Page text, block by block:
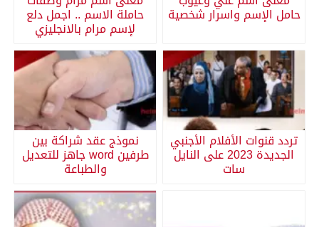
حامل الإسم واسرار شخصية حاملة الاسم .. اجمل دلع
لإسم مرام بالانجليزي
تردد قنوات الأفلام الأجنبي
الجديدة 2023 على النايل
سات
نموذج عقد شراكة بين
طرفين word جاهز للتعديل
والطباعة